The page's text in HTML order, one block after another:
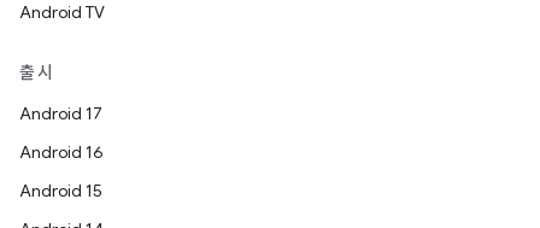
Android TV
출시
Android 17
Android 16
Android 15